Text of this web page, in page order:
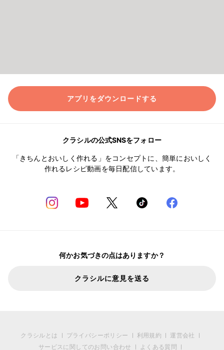
アプリをダウンロードする
クラシルの公式SNSをフォロー
「きちんとおいしく作れる」をコンセプトに、簡単においしく
作れるレシピ動画を毎日配信しています。
何かお気づきの点はありますか？
クラシルに意見を送る
クラシルとは プライバシーポリシー 利用規約
運営会社
サービスに関してのお問い合わせ
よくある質問